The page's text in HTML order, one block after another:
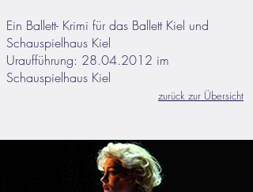
Ein Ballett- Krimi für das Ballett Kiel und
Schauspielhaus Kiel
Uraufführung: 28.04.2012 im
Schauspielhaus Kiel
zurück zur Übersicht